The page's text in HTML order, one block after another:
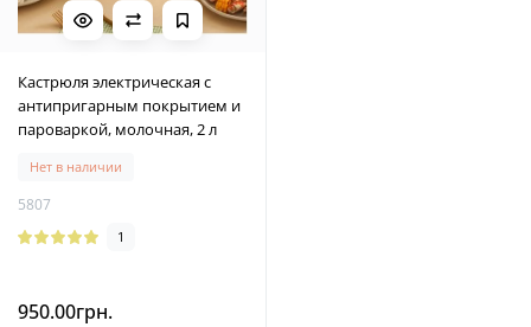
Кастрюля электрическая с
антипригарным покрытием и
пароваркой, молочная, 2 л
Нет в наличии
5807
1
950.00грн.